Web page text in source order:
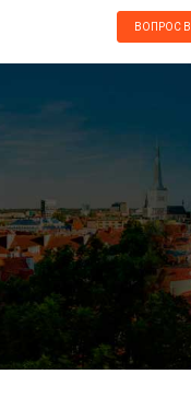
ВОПРОС